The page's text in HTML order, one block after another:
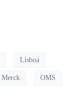
Lisboa
Merck OMS